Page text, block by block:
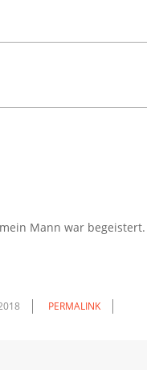
Mann war begeistert.
PERMALINK